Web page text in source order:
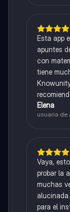
Esta app
apuntes
con
tiene
Elena
usuaria de
Vaya,
probar la
muchas
para el